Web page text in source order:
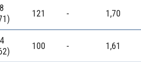
121 - 1,70
100 - 1,61